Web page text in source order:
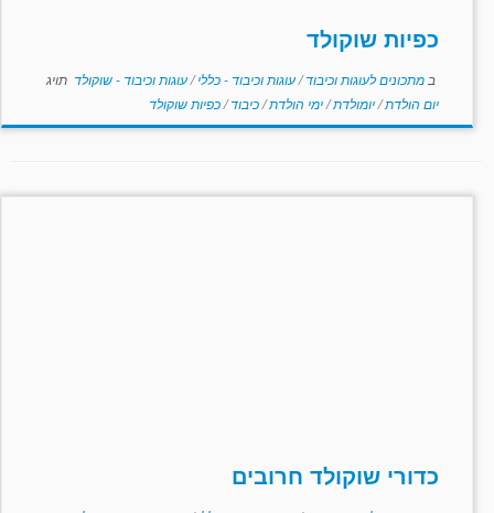
כפיות שוקולד
ב מתכונים לעוגות וכיבוד/עוגות וכיבוד - כללי/עוגות וכיבוד - שוקולד תויג
יום הולדת/יומולדת/ימי הולדת/כיבוד/כפיות שוקולד
כדורי שוקולד חרובים